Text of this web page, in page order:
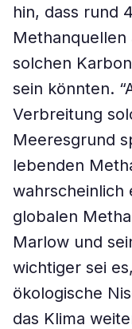
hin, dass rund
solchen
sein könnten.
Verbreitung
Meeresgrund
lebenden
wahrscheinlich
globalen
Marlow und
wichtiger sei
ökologische
das Klima